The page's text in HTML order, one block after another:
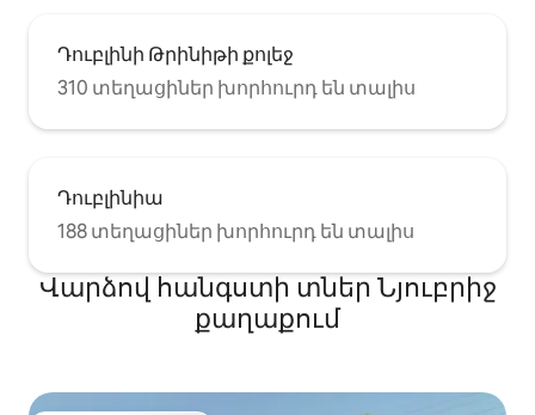
Դուբլինի Թրինիթի քոլեջ
310 տեղացիներ խորհուրդ են տալիս
Դուբլինիա
188 տեղացիներ խորհուրդ են տալիս
Վարձով հանգստի տներ Նյուբրիջ
քաղաքում